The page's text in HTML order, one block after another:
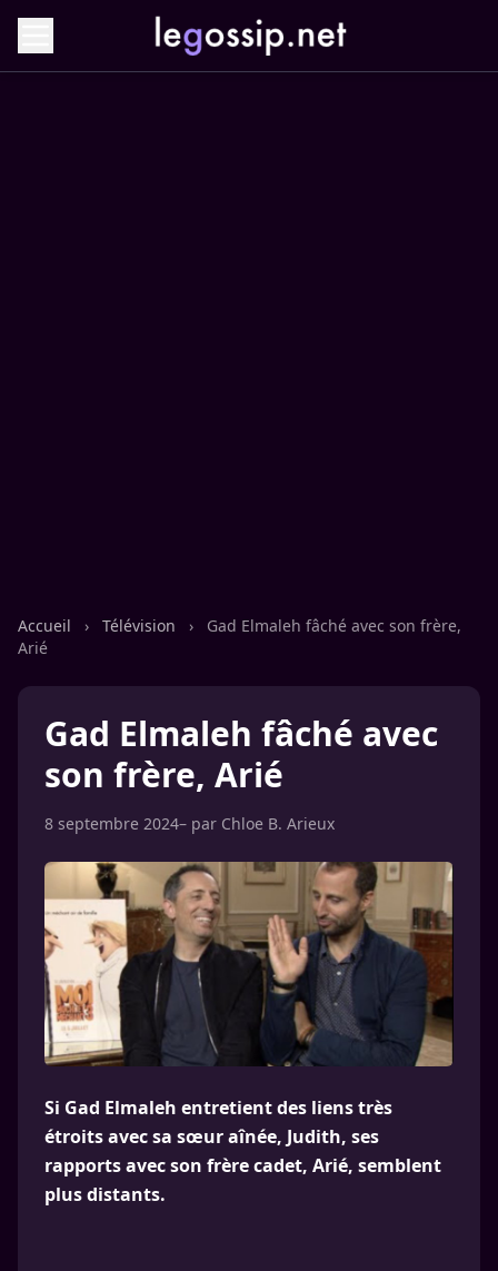
Accueil › Télévision ›
Gad Elmaleh fâché avec son frère,
Arié
Gad Elmaleh fâché avec
son frère, Arié
8 septembre 2024– par Chloe B. Arieux
Si Gad Elmaleh entretient des liens très
étroits avec sa sœur aînée, Judith, ses
rapports avec son frère cadet, Arié, semblent
plus distants.